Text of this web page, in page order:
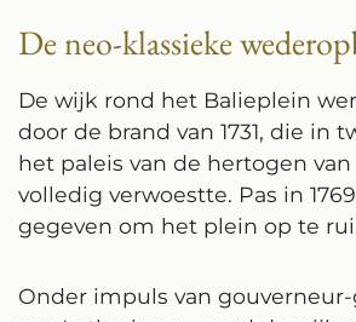
De neo-klassieke
De wijk rond het Balieplein
door de brand van 1731, die in
het paleis van de hertogen
volledig verwoestte. Pas in
gegeven om het plein op te
Onder impuls van gouverneur-